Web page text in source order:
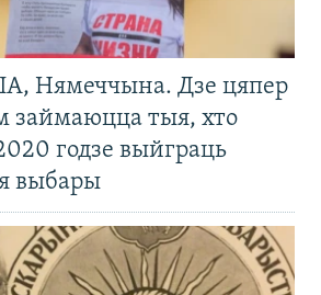
Нямеччына. Дзе цяпер
займаюцца тыя, хто
годзе выйграць
выбары